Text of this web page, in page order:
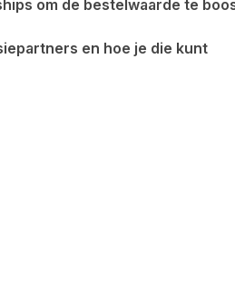
om de bestelwaarde te
en hoe je die kunt